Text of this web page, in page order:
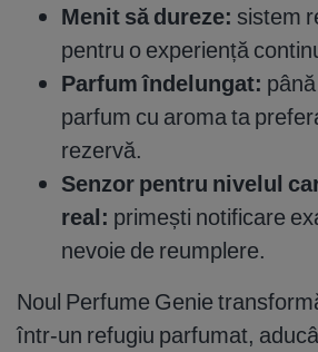
Menit să dureze: sistem
pentru o experiență
Parfum îndelungat:
parfum cu aroma ta
rezervă.
Senzor pentru nivelul
real: primești notificare
nevoie de reumplere.
Noul Perfume Genie
într-un refugiu parfumat,